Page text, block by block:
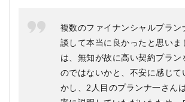
複数のファイナンシャルプラン
談して本当に良かったと思いま
は、無知が故に高い契約プラン
のではないかと、不安に感じて
かし、2人目のプランナ一さん